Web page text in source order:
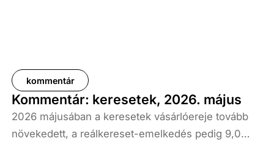
kommentár
Kommentár: keresetek, 2026. május
2026 májusában a keresetek vásárlóereje tovább
növekedett, a reálkereset-emelkedés pedig 9,0